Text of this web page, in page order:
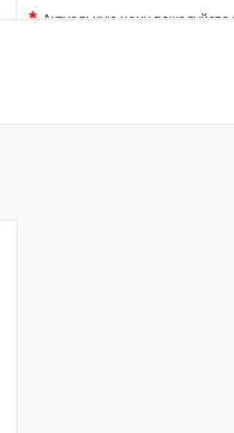
*Актуальную цену